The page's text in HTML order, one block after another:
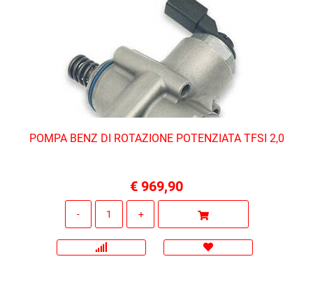
POMPA BENZ DI ROTAZIONE POTENZIATA TFSI 2,0
€ 969,90